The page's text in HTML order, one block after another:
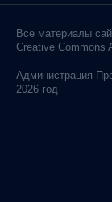
Все материалы
Creative Commons
Администрация
2026 год